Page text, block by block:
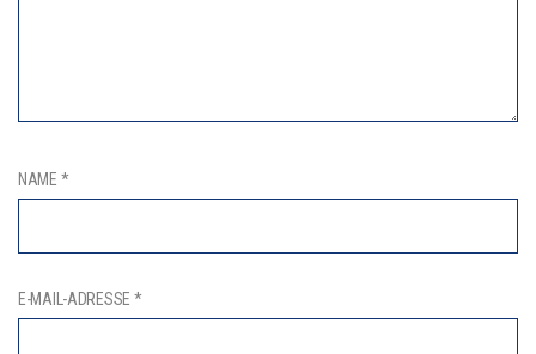
NAME *
E-MAIL-ADRESSE *